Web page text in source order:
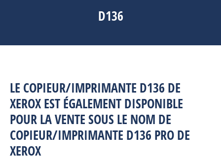
D136
LE COPIEUR/IMPRIMANTE D136 DE
XEROX EST ÉGALEMENT DISPONIBLE
POUR LA VENTE SOUS LE NOM DE
COPIEUR/IMPRIMANTE D136 PRO DE
XEROX